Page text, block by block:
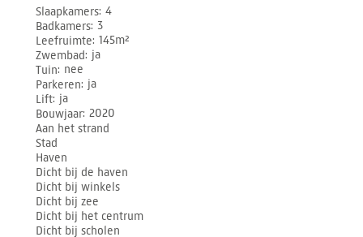
Slaapkamers 4
Badkamers 3
Leefruimte 145m²
Zwembad ja
Tuin nee
Parkeren ja
Lift ja
Bouwjaar 2020
Aan het strand
Stad
Haven
Dicht bij de haven
Dicht bij winkels
Dicht bij zee
Dicht bij het centrum
Dicht bij scholen